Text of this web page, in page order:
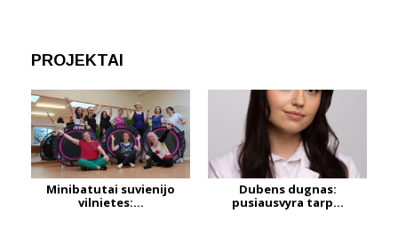
PROJEKTAI
Minibatutai suvienijo
vilnietes:...
Dubens dugnas:
pusiausvyra tarp...